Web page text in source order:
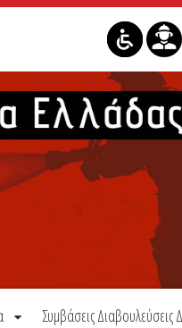
Συμβάσεις Διαβουλεύσεις